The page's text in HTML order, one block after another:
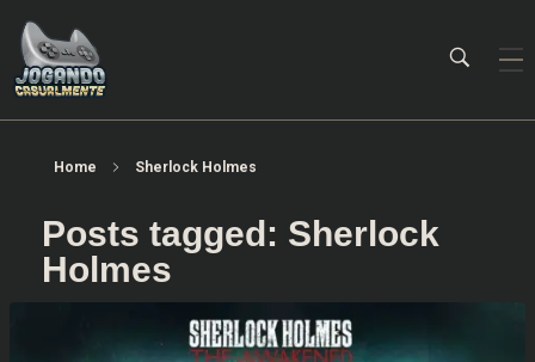
Home Sherlock Holmes
Posts tagged: Sherlock
Holmes